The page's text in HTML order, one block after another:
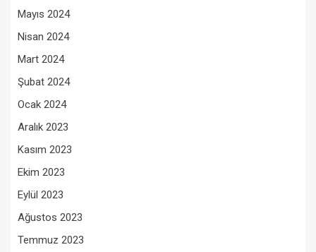
Mayıs 2024
Nisan 2024
Mart 2024
Şubat 2024
Ocak 2024
Aralık 2023
Kasım 2023
Ekim 2023
Eylül 2023
Ağustos 2023
Temmuz 2023